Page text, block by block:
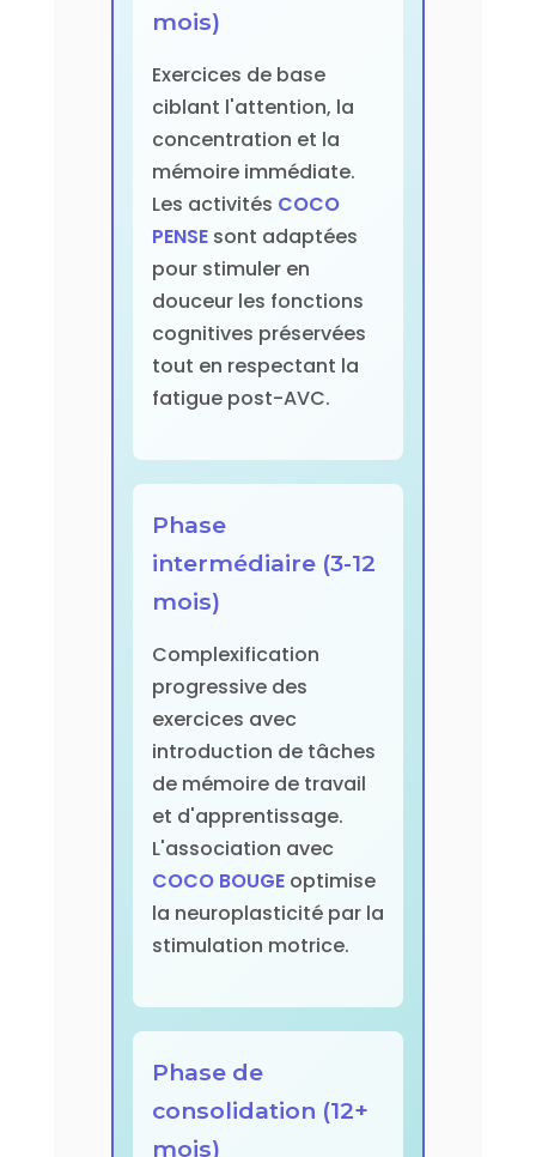
mois)
Exercices de base
ciblant l'attention, la
concentration et la
mémoire immédiate.
Les activités COCO
PENSEsont adaptées
pour stimuler en
douceur les fonctions
cognitives préservées
tout en respectant la
fatigue post-AVC.
Phase
intermédiaire (3-12
mois)
Complexification
progressive des
exercices avec
introduction de tâches
de mémoire de travail
et d'apprentissage.
L'association avec
COCO BOUGEoptimise
la neuroplasticité par la
stimulation motrice.
Phase de
consolidation (12+
mois)